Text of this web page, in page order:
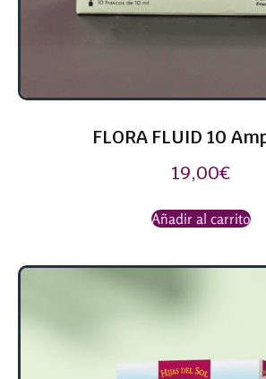
FLORA FLUID 10
19,00€
Añadir al carrito